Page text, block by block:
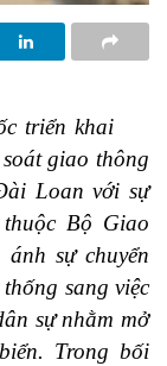
triển khai
giao thông
Loan với sự
Bộ Giao
sự chuyển
sang việc
sự nhằm mở
Trong bối